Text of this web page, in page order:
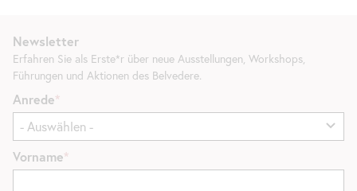
Newsletter
Erfahren Sie als Erste*r über neue Ausstellungen, Workshops,
Führungen und Aktionen des Belvedere.
Anrede
Vorname